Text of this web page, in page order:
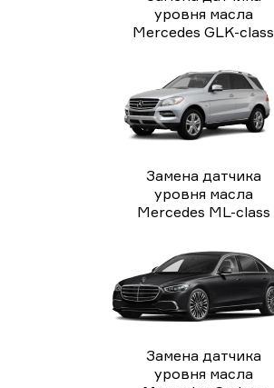
уровня масла
Mercedes GLK-class
Замена датчика
уровня масла
Mercedes ML-class
Замена датчика
уровня масла